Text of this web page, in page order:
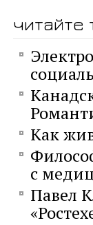
читайте
Как
с
Павел